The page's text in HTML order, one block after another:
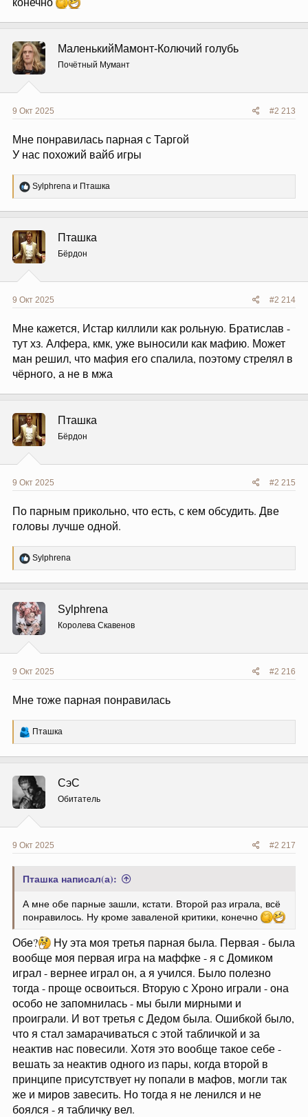
МаленькийМамонт-Колючий голубь
Почётный Мумант
9 Окт 2025 #2 213
Мне понравилась парная с Таргой
У нас похожий вайб игры
Р
е
ц
и
и
:
Sylphrena и Пташка
Пташка
Бёрдон
9 Окт 2025 #2 214
Мне кажется, Истар киллили как рольную. Братислав -
тут хз. Алфера, кмк, уже выносили как мафию. Может
ман решил, что мафия его спалила, поэтому стрелял в
чёрного, а не в мжа
Пташка
Бёрдон
9 Окт 2025 #2 215
По парным прикольно, что есть, с кем обсудить. Две
головы лучше одной.
Р
е
ц
и
и
:
Sylphrena
Sylphrena
Королева Скавенов
9 Окт 2025 #2 216
Мне тоже парная понравилась
Р
е
ц
и
и
:
Пташка
СэС
Обитатель
9 Окт 2025 #2 217
Пташка написал(а):
А мне обе парные зашли, кстати. Второй раз играла, всё
понравилось. Ну кроме заваленой критики, конечно
Обе?
Ну эта моя третья парная была. Первая - была
вообще моя первая игра на маффке - я с Домиком
играл - вернее играл он, а я учился. Было полезно
тогда - проще освоиться. Вторую с Хроно играли - она
особо не запомнилась - мы были мирными и
проиграли. И вот третья с Дедом была. Ошибкой было,
что я стал замарачиваться с этой табличкой и за
неактив нас повесили. Хотя это вообще такое себе -
вешать за неактив одного из пары, когда второй в
принципе присутствует ну попали в мафов, могли так
же и миров завесить. Но тогда я не ленился и не
боялся - я табличку вел.